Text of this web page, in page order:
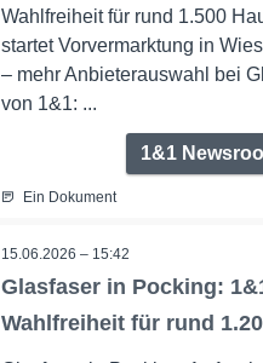
Wahlfreiheit für rund 1.500
startet Vorvermarktung in
– mehr Anbieterauswahl bei
von 1&1: ...
1&1
Ein Dokument
15.06.2026 – 15:42
Glasfaser in Pocking:
Wahlfreiheit für rund